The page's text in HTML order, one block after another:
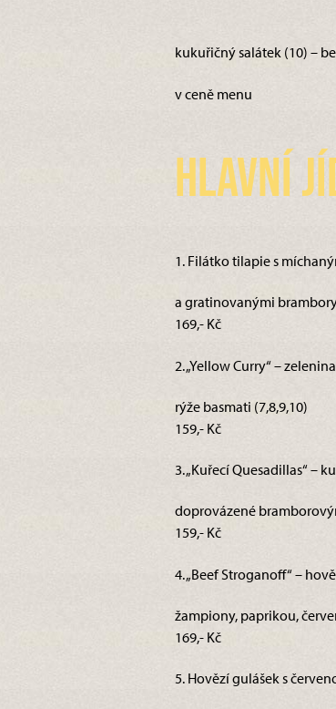
kukuřičný salátek (10) –
v ceně menu
Hlavní
1. Filátko tilapie s
a gratinovanými brambory
169,- Kč
2. „Yellow Curry“ –
rýže basmati (7,8,9,10)
159,- Kč
3. „Kuřecí Quesadillas“ –
doprovázené
159,- Kč
4. „Beef Stroganoff“ –
žampiony, paprikou,
169,- Kč
5. Hovězí gulášek s